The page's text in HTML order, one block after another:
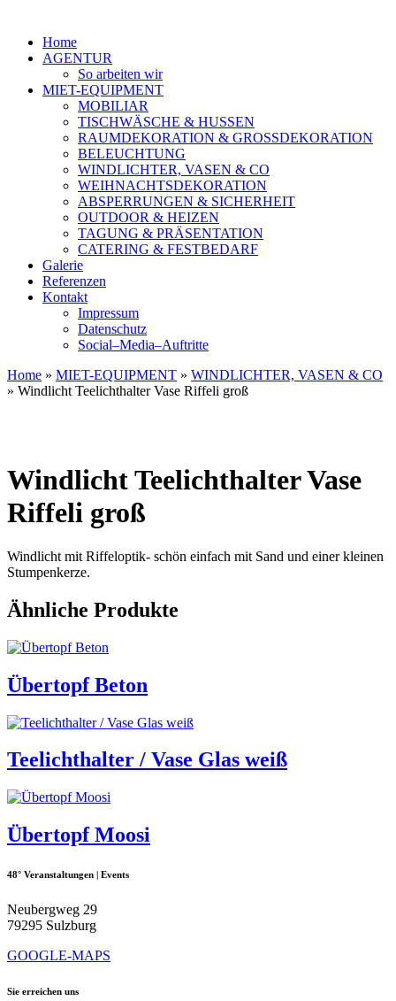
Home
AGENTUR
So arbeiten wir
MIET-EQUIPMENT
MOBILIAR
TISCHWÄSCHE & HUSSEN
RAUMDEKORATION & GROSSDEKORATION
BELEUCHTUNG
WINDLICHTER, VASEN & CO
WEIHNACHTSDEKORATION
ABSPERRUNGEN & SICHERHEIT
OUTDOOR & HEIZEN
TAGUNG & PRÄSENTATION
CATERING & FESTBEDARF
Galerie
Referenzen
Kontakt
Impressum
Datenschutz
Social–Media–Auftritte
Home » MIET-EQUIPMENT » WINDLICHTER, VASEN & CO
» Windlicht Teelichthalter Vase Riffeli groß
Windlicht Teelichthalter Vase
Riffeli groß
Windlicht mit Riffeloptik- schön einfach mit Sand und einer kleinen
Stumpenkerze.
Ähnliche Produkte
Übertopf Beton
Teelichthalter / Vase Glas weiß
Übertopf Moosi
48° Veranstaltungen | Events
Neubergweg 29
79295 Sulzburg
GOOGLE-MAPS
Sie erreichen uns